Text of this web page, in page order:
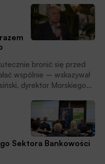
Spółdzielczej 2026.
bronić się przed
dyrektor Morskiego
nagranej podczas
Bankowości
Sektora Bankowości